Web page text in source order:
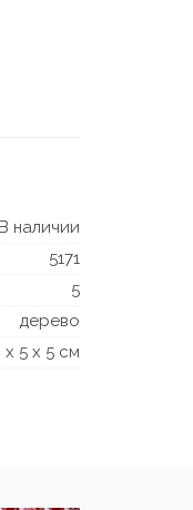
В наличии
5171
5
дерево
x 5 x 5 см